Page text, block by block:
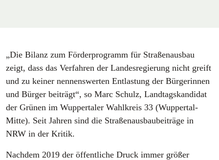
„Die Bilanz zum Förderprogramm für Straßenausbau
zeigt, dass das Verfahren der Landesregierung nicht greift
und zu keiner nennenswerten Entlastung der Bürgerinnen
und Bürger beiträgt“, so Marc Schulz, Landtagskandidat
der Grünen im Wuppertaler Wahlkreis 33 (Wuppertal-
Mitte). Seit Jahren sind die Straßenausbaubeiträge in
NRW in der Kritik.
Nachdem 2019 der öffentliche Druck immer größer